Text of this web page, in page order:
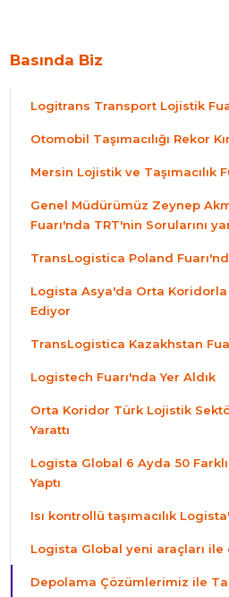
Basında Biz
Logitrans Transport Lojistik
Otomobil Taşımacılığı Rekor
Mersin Lojistik ve Taşımacılık
Genel Müdürümüz Zeynep
Fuarı'nda TRT'nin Sorularını
TransLogistica Poland
Logista Asya'da Orta
Ediyor
TransLogistica Kazakhstan
Logistech Fuarı'nda Yer Aldık
Orta Koridor Türk Lojistik
Yarattı
Logista Global 6 Ayda 50 Farklı
Yaptı
Isı kontrollü taşımacılık
Logista Global yeni araçları
Depolama Çözümlerimiz ile